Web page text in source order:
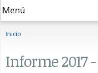
Se encuentra
Inicio
Informe 2017 -